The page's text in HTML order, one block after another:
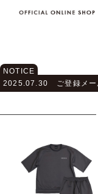
NOTICE
2025.07.30
ご登録メ